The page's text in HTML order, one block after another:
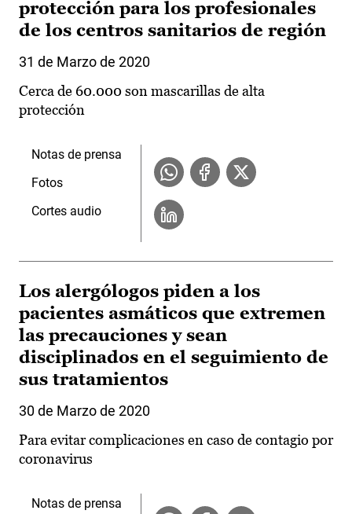
protección para los profesionales
de los centros sanitarios de región
31 de Marzo de 2020
Cerca de 60.000 son mascarillas de alta
protección
Notas de prensa
Fotos
Cortes audio
Los alergólogos piden a los
pacientes asmáticos que extremen
las precauciones y sean
disciplinados en el seguimiento de
sus tratamientos
30 de Marzo de 2020
Para evitar complicaciones en caso de contagio por
coronavirus
Notas de prensa